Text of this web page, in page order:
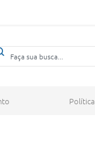
Política